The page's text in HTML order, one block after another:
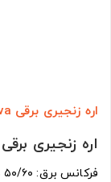
اره زنجیری برقی Arva مدل ۵۷۰۳
اره زنجیری برقی ۲۴۰۰ وات آروا مدل ۵۷۰۳
فرکانس برق: ۵۰/۶۰ هرتز